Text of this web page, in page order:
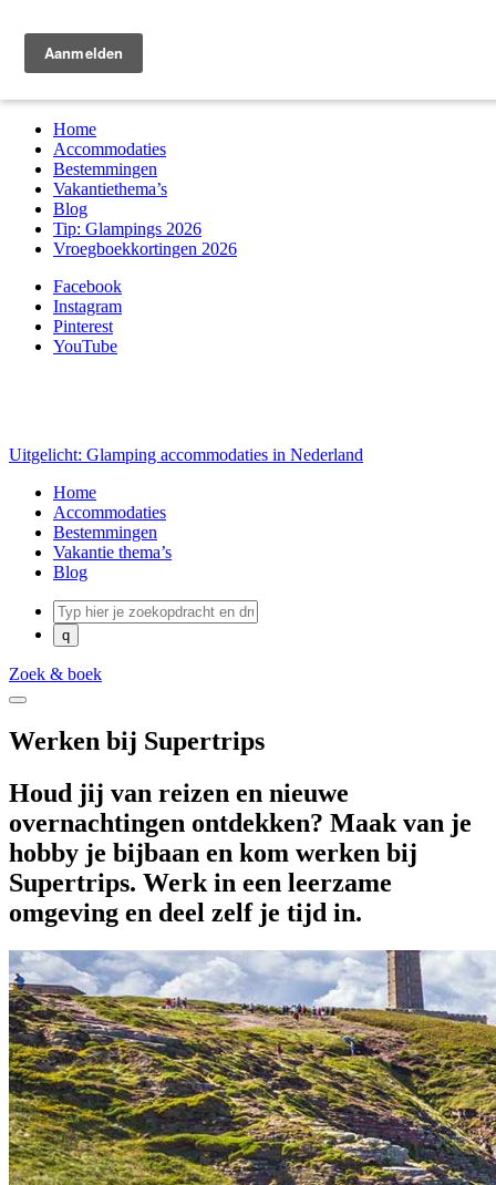
Home
Accommodaties
Bestemmingen
Vakantiethema’s
Blog
Tip: Glampings 2026
Vroegboekkortingen 2026
Facebook
Instagram
Pinterest
YouTube
Uitgelicht: Glamping accommodaties in Nederland
Home
Accommodaties
Bestemmingen
Vakantie thema’s
Blog
Zoek & boek
Werken bij Supertrips
Houd jij van reizen en nieuwe
overnachtingen ontdekken? Maak van je
hobby je bijbaan en kom werken bij
Supertrips. Werk in een leerzame
omgeving en deel zelf je tijd in.